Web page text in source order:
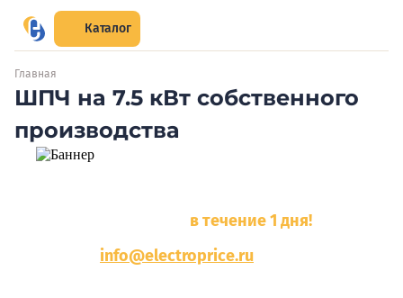
Каталог
Главная
ШПЧ на 7.5 кВт собственного
производства
в течение 1 дня!
info@electroprice.ru